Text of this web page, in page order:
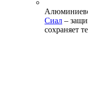
Сиал –
сохраняет